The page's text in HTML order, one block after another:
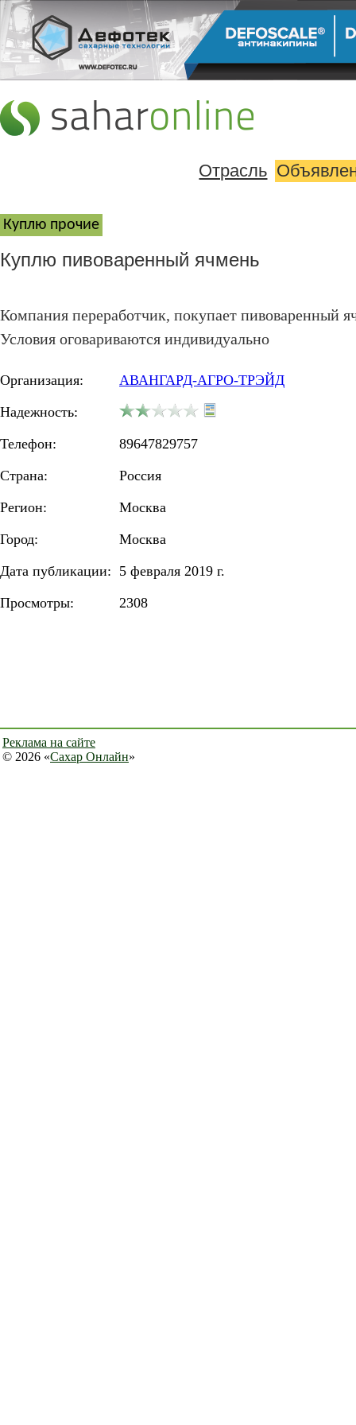
Отрасль
Куплю прочие
Куплю пивоваренный ячмень
Компания переработчик, покупает пивоваренный
Условия оговариваются индивидуально
Организация:
АВАНГАРД-АГРО-ТРЭЙД
Надежность:
Телефон:
89647829757
Страна:
Россия
Регион:
Москва
Город:
Москва
Дата публикации: 5 февраля 2019 г.
Просмотры:
2308
Реклама на сайте
© 2026 «Сахар Онлайн»